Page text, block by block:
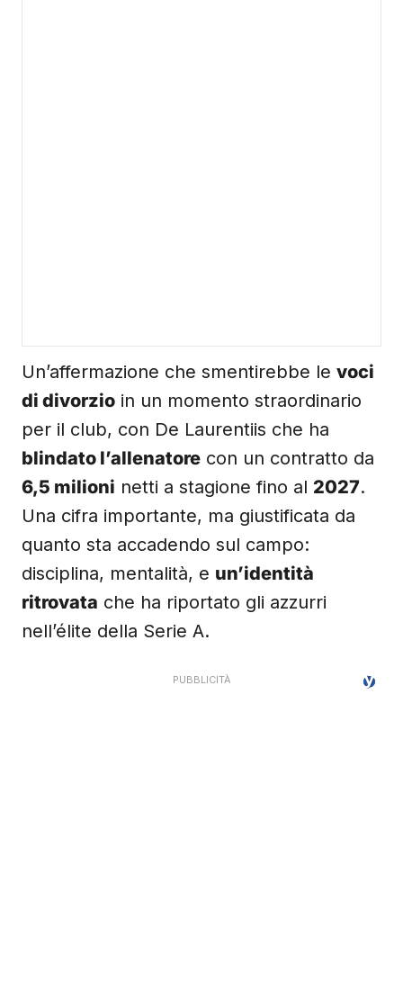
Un’affermazione che smentirebbe le voci
di divorzio in un momento straordinario
per il club, con De Laurentiis che ha
blindato l’allenatore con un contratto da
6,5 milioni netti a stagione fino al 2027.
Una cifra importante, ma giustificata da
quanto sta accadendo sul campo:
disciplina, mentalità, e un’identità
ritrovata che ha riportato gli azzurri
nell’élite della Serie A.